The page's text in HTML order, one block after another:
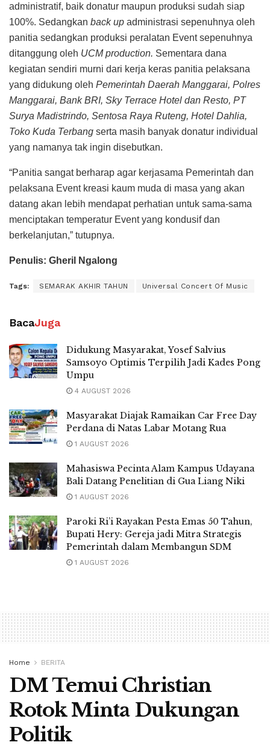
administratif, baik donatur maupun produksi sudah siap
100%. Sedangkan back up administrasi sepenuhnya oleh
panitia sedangkan produksi peralatan Event sepenuhnya
ditanggung oleh UCM production. Sementara dana
kegiatan sendiri murni dari kerja keras panitia pelaksana
yang didukung oleh Pemerintah Daerah Manggarai, Polres
Manggarai, Bank BRI, Sky Terrace Hotel dan Resto, PT
Surya Madistrindo, Sentosa Raya Ruteng, Hotel Dahlia,
Toko Kuda Terbang serta masih banyak donatur individual
yang namanya tak ingin disebutkan.
“Panitia sangat berharap agar kerjasama Pemerintah dan
pelaksana Event kreasi kaum muda di masa yang akan
datang akan lebih mendapat perhatian untuk sama-sama
menciptakan temperatur Event yang kondusif dan
berkelanjutan,” tutupnya.
Penulis: Gheril Ngalong
Tags: SEMARAK AKHIR TAHUN Universal Concert Of Music
BacaJuga
Didukung Masyarakat, Yosef Salvius
Samsoyo Optimis Terpilih Jadi Kades Pong
Umpu
4 AUGUST 2026
Masyarakat Diajak Ramaikan Car Free Day
Perdana di Natas Labar Motang Rua
1 AUGUST 2026
Mahasiswa Pecinta Alam Kampus Udayana
Bali Datang Penelitian di Gua Liang Niki
1 AUGUST 2026
Paroki Ri’i Rayakan Pesta Emas 50 Tahun,
Bupati Hery: Gereja jadi Mitra Strategis
Pemerintah dalam Membangun SDM
1 AUGUST 2026
Home BERITA
DM Temui Christian
Rotok Minta Dukungan
Politik